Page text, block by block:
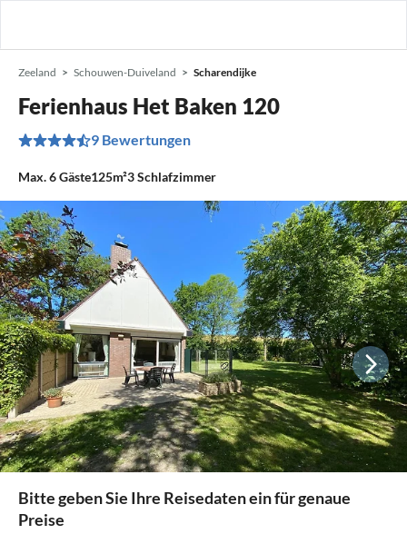
Zeeland Schouwen-Duiveland Scharendijke
Ferienhaus Het Baken 120
9 Bewertungen
Max.6Gäste125m²3Schlafzimmer
Bitte geben Sie Ihre Reisedaten ein für genaue
Preise